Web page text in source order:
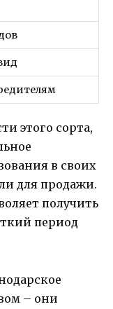
этого сорта,
в своих
для продажи.
получить
период
– они